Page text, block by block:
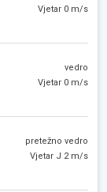
Vjetar 0 m/s
vedro
Vjetar 0 m/s
pretežno vedro
Vjetar J 2 m/s